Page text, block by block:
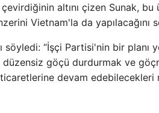
altını çizen Sunak,
Vietnam'la da yapılacağını
“İşçi Partisi'nin bir planı
göçü durdurmak ve
devam edebilecekleri